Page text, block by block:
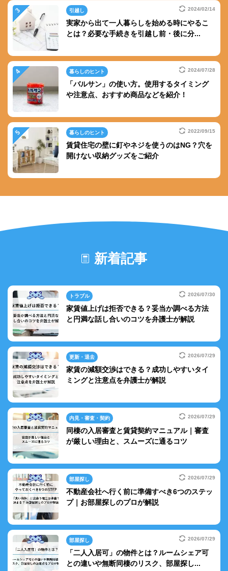
引越し 2024/02/14
実家から出て一人暮らしを始める時にやるこ
とは？必要な手続きを引越し前・後に分...
暮らしのヒント 2024/07/28
「バルサン」の使い方。使用するタイミング
や注意点、おすすめ商品などを紹介！
暮らしのヒント 2022/09/15
賃貸住宅の壁に釘やネジを使うのはNG？穴を
開けない収納グッズをご紹介
新着記事
トラブル 2026/07/30
家賃値上げは拒否できる？妥当か調べる方法
と円満な話し合いのコツを弁護士が解説
更新・退去 2026/07/29
家賃の減額交渉はできる？成功しやすいタイ
ミングと注意点を弁護士が解説
内見・審査・契約 2026/07/29
同棲の入居審査と賃貸契約マニュアル｜審査
が厳しい理由と、スムーズに通るコツ
部屋探し 2026/07/29
不動産会社へ行く前に準備すべき6つのステッ
プ｜お部屋探しのプロが解説
部屋探し 2026/07/29
「二人入居可」の物件とは？ルームシェア可
との違いや無断同棲のリスク、部屋探し...